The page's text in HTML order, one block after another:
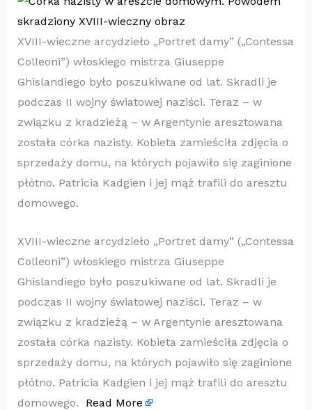
XVIII-wieczne arcydzieło „Portret damy” („Contessa
Colleoni”) włoskiego mistrza Giuseppe
Ghislandiego było poszukiwane od lat. Skradli je
podczas II wojny światowej naziści. Teraz – w
związku z kradzieżą – w Argentynie aresztowana
została córka nazisty. Kobieta zamieściła zdjęcia o
sprzedaży domu, na których pojawiło się zaginione
płótno. Patricia Kadgien i jej mąż trafili do aresztu
domowego.
XVIII-wieczne arcydzieło „Portret damy” („Contessa
Colleoni”) włoskiego mistrza Giuseppe
Ghislandiego było poszukiwane od lat. Skradli je
podczas II wojny światowej naziści. Teraz – w
związku z kradzieżą – w Argentynie aresztowana
została córka nazisty. Kobieta zamieściła zdjęcia o
sprzedaży domu, na których pojawiło się zaginione
płótno. Patricia Kadgien i jej mąż trafili do aresztu
domowego. Read More